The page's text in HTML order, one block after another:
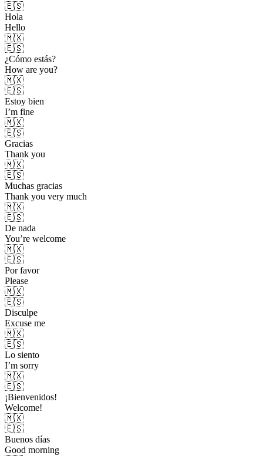
🇪🇸
Hola
Hello
🇲🇽
🇪🇸
¿Cómo estás?
How are you?
🇲🇽
🇪🇸
Estoy bien
I’m fine
🇲🇽
🇪🇸
Gracias
Thank you
🇲🇽
🇪🇸
Muchas gracias
Thank you very much
🇲🇽
🇪🇸
De nada
You’re welcome
🇲🇽
🇪🇸
Por favor
Please
🇲🇽
🇪🇸
Disculpe
Excuse me
🇲🇽
🇪🇸
Lo siento
I’m sorry
🇲🇽
🇪🇸
¡Bienvenidos!
Welcome!
🇲🇽
🇪🇸
Buenos días
Good morning